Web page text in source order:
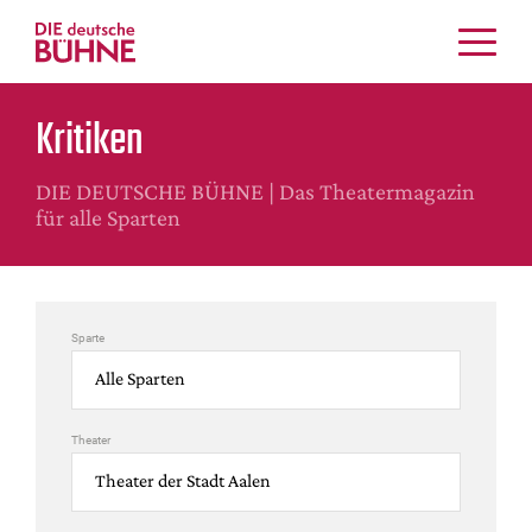
Schauspiel
Tanz
Festivals & Veranstaltungen
Menschen & Theater
Internationales
Nachrufe
Kritiken
DIE DEUTSCHE BÜHNE | Das Theatermagazin
für alle Sparten
Sparte
Theater